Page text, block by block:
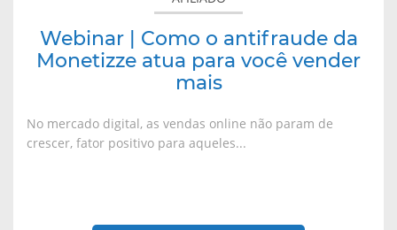
Webinar | Como o antifraude da
Monetizze atua para você vender
mais
No mercado digital, as vendas online não param de
crescer, fator positivo para aqueles...